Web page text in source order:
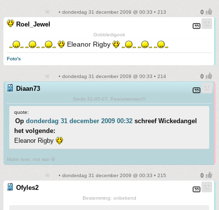
• donderdag 31 december 2009 @ 00:33 • 213
Roel_Jewel
Gobbledigook
Eleanor Rigby
Foto's
• donderdag 31 december 2009 @ 00:33 • 214
Diaan73
Sinds 31-05-07: Peacewoman!!!
quote:
Op donderdag 31 december 2009 00:32 schreef Wickedangel
het volgende:
Eleanor Rigby
Make love, not war ☮
• donderdag 31 december 2009 @ 00:33 • 215
Ofyles2
Bestemming: onbekend